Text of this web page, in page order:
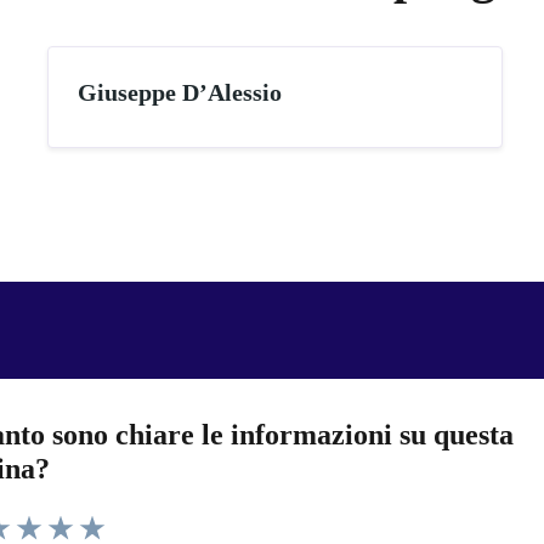
Giuseppe D’Alessio
sono chiare le informazioni su questa